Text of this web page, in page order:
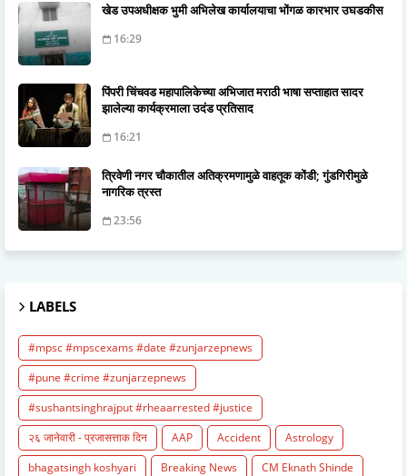
खेड उपअधीक्षक भुमी अभिलेख कार्यालयाचा भोंगळ कारभार उघडकीस
16:29
पिंपरी चिंचवड महापालिकेच्या अभिजात मराठी भाषा सप्ताहात सादर
झालेल्या कार्यक्रमाला उदंड प्रतिसाद
16:21
त्रिवेणी नगर चौकातील अतिक्रमणामुळे वाहतूक कोंडी; गुंडगिरीमुळे
नागरिक त्रस्त
23:56
LABELS
#mpsc #mpscexams #date #zunjarzepnews
#pune #crime #zunjarzepnews
#sushantsinghrajput #rheaarrested #justice
२६ जानेवारी - प्रजासत्ताक दिन
AAP Accident
Astrology
bhagatsingh koshyari
Breaking News
CM Eknath Shinde